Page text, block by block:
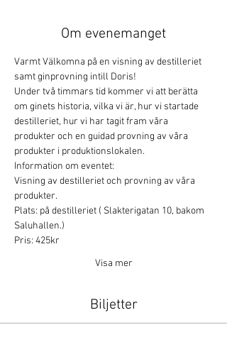
Om evenemanget
Varmt Välkomna på en visning av destilleriet
samt ginprovning intill Doris!
Under två timmars tid kommer vi att berätta
om ginets historia, vilka vi är, hur vi startade
destilleriet, hur vi har tagit fram våra
produkter och en guidad provning av våra
produkter i produktionslokalen.
Information om eventet:
Visning av destilleriet och provning av våra
produkter.
Plats: på destilleriet ( Slakterigatan 10, bakom
Saluhallen.)
Pris: 425kr
Visa mer
Biljetter